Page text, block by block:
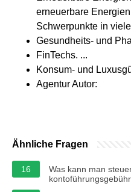
erneuerbare
Schwerpunkte in
Gesundheits- und
FinTechs. ...
Konsum- und
Agentur Autor:
Ähnliche Fragen
16
Was kann man